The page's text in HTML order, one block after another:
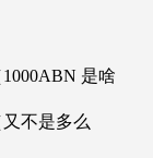
是啥
不是多么